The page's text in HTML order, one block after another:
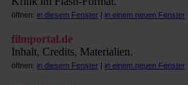
öffnen: in diesem Fenster | in einem neuen Fenster
filmportal.de
Inhalt, Credits, Materialien.
öffnen: in diesem Fenster | in einem neuen Fenster